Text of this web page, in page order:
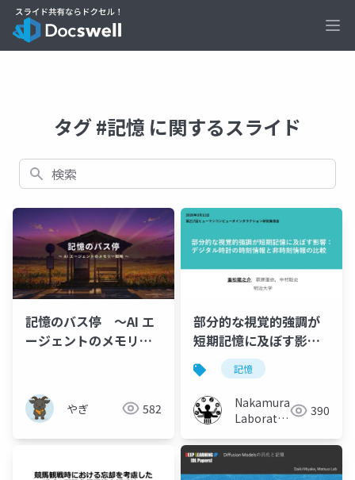
タグ #記憶 に関するスライド
検索
記憶のバス停 〜AI エ
ージェントのメモリー
やぎ 582
部分的な視覚的強調が
短期記憶に及ぼす影
響：デジタル時計の時
刻情報と非時刻情報の
比較
記憶
Nakamura
Laboratory
University)
390